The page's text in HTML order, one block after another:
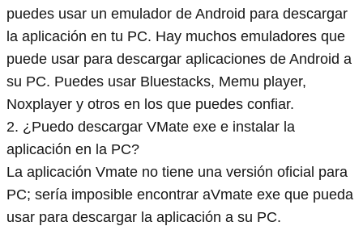
puedes usar un emulador de Android para descargar
la aplicación en tu PC. Hay muchos emuladores que
puede usar para descargar aplicaciones de Android a
su PC. Puedes usar Bluestacks, Memu player,
Noxplayer y otros en los que puedes confiar.
2. ¿Puedo descargar VMate exe e instalar la
aplicación en la PC?
La aplicación Vmate no tiene una versión oficial para
PC; sería imposible encontrar aVmate exe que pueda
usar para descargar la aplicación a su PC.